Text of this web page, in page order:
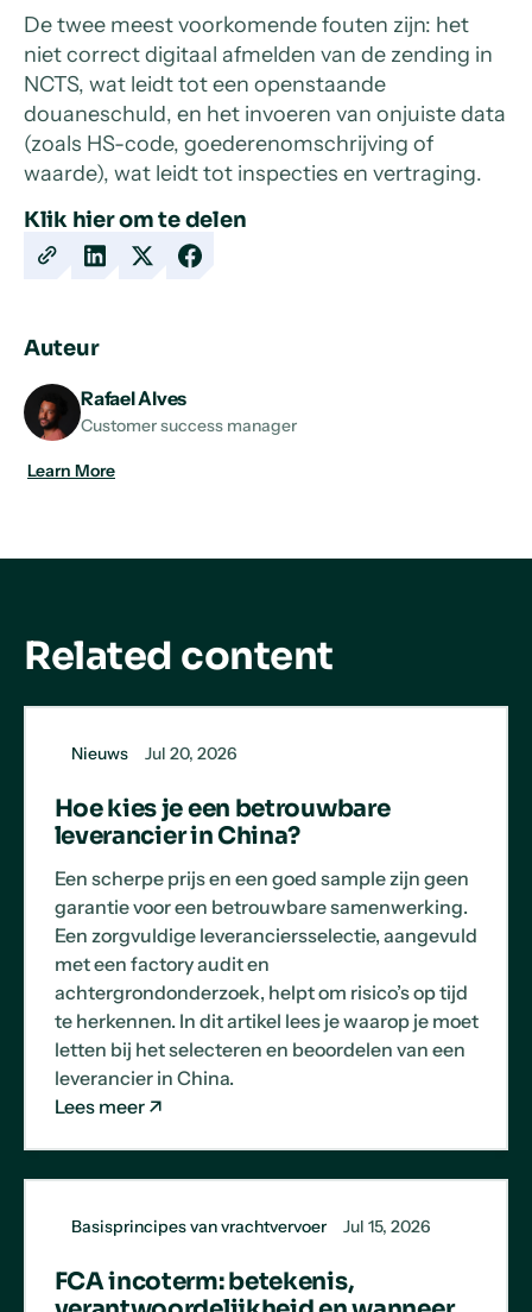
Klik hier om te delen
CopyShareShareShare
Auteur
Rafael Alves
Customer success manager
Learn More
De twee meest voorkomende fouten zijn: het
niet correct digitaal afmelden van de zending in
NCTS, wat leidt tot een openstaande
douaneschuld, en het invoeren van onjuiste data
(zoals HS-code, goederenomschrijving of
waarde), wat leidt tot inspecties en vertraging.
Related content
Nieuws Jul 20, 2026
Hoe kies je een betrouwbare
leverancier in China?
Een scherpe prijs en een goed sample zijn geen
garantie voor een betrouwbare samenwerking.
Een zorgvuldige leveranciersselectie, aangevuld
met een factory audit en
achtergrondonderzoek, helpt om risico’s op tijd
te herkennen. In dit artikel lees je waarop je moet
letten bij het selecteren en beoordelen van een
leverancier in China.
Lees meer
Basisprincipes van vrachtvervoer Jul 15, 2026
FCA incoterm: betekenis,